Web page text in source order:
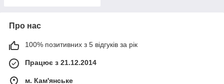
Про нас
100% позитивних з 5 відгуків за рік
Працює з 21.12.2014
м. Кам'янське